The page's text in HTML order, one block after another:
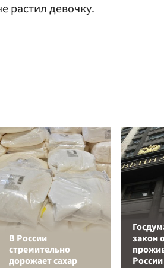
растил девочку.
В России
стремительно
дорожает сахар
закон
России